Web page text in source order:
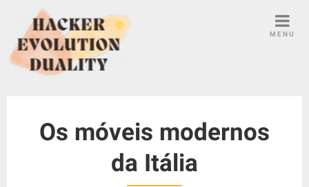
MENU
Os móveis modernos
da Itália